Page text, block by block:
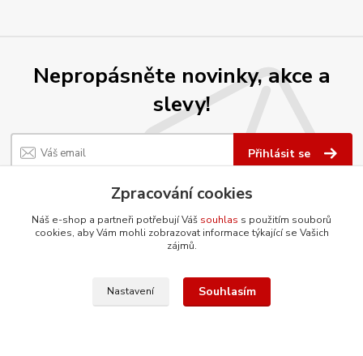
Nepropásněte novinky, akce a
slevy!
Přihlásit se
zpracováním osobních údajů
Zpracování cookies
Náš e-shop a partneři potřebují Váš souhlas s použitím souborů
cookies, aby Vám mohli zobrazovat informace týkající se Vašich
zájmů.
Nastavení Souhlasím